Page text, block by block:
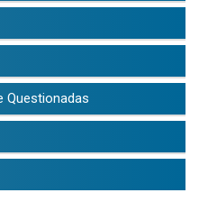
Questionadas